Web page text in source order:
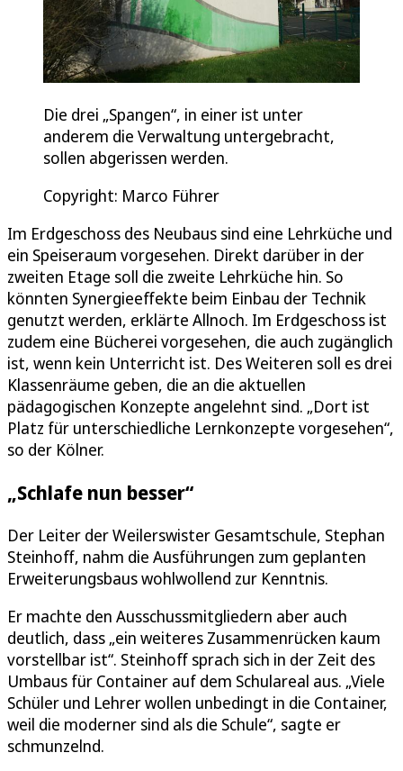
Die drei „Spangen“, in einer ist unter
anderem die Verwaltung untergebracht,
sollen abgerissen werden.
Copyright: Marco Führer
Im Erdgeschoss des Neubaus sind eine Lehrküche und
ein Speiseraum vorgesehen. Direkt darüber in der
zweiten Etage soll die zweite Lehrküche hin. So
könnten Synergieeffekte beim Einbau der Technik
genutzt werden, erklärte Allnoch. Im Erdgeschoss ist
zudem eine Bücherei vorgesehen, die auch zugänglich
ist, wenn kein Unterricht ist. Des Weiteren soll es drei
Klassenräume geben, die an die aktuellen
pädagogischen Konzepte angelehnt sind. „Dort ist
Platz für unterschiedliche Lernkonzepte vorgesehen“,
so der Kölner.
„Schlafe nun besser“
Der Leiter der Weilerswister Gesamtschule, Stephan
Steinhoff, nahm die Ausführungen zum geplanten
Erweiterungsbaus wohlwollend zur Kenntnis.
Er machte den Ausschussmitgliedern aber auch
deutlich, dass „ein weiteres Zusammenrücken kaum
vorstellbar ist“. Steinhoff sprach sich in der Zeit des
Umbaus für Container auf dem Schulareal aus. „Viele
Schüler und Lehrer wollen unbedingt in die Container,
weil die moderner sind als die Schule“, sagte er
schmunzelnd.